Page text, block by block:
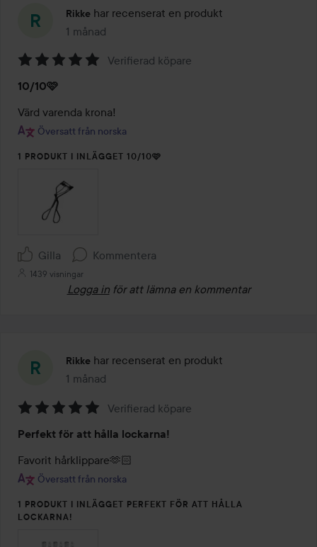
Rikke har recenserat en produkt
1 månad
Inlägget skapades 1 månad
5
av
5
Verifierad köpare
10/10🩷
Värd varenda krona!
Översatt från norska
1 PRODUKT I INLÄGGET 10/10🩷
Gilla Kommentera
1439 visningar
Logga in för att lämna en kommentar
Rikke har recenserat en produkt
1 månad
Inlägget skapades 1 månad
5
av
5
Verifierad köpare
Perfekt för att hålla lockarna!
Favorit hårklippare🫶🏻
Översatt från norska
1 PRODUKT I INLÄGGET PERFEKT FÖR ATT HÅLLA
LOCKARNA!